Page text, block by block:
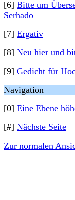
[6] Bitte um
Serhado
[7] Ergativ
[8] Neu hier und
[9] Gedicht für
Navigation
[0] Eine Ebene
[#] Nächste Seite
Zur normalen